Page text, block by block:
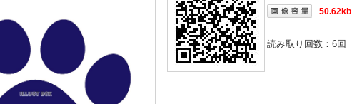
50.62kb
読み取り回数： 6回